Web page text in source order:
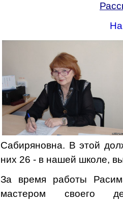
Сабиряновна. В этой
них 26 - в нашей школе,
За время работы
мастером своего